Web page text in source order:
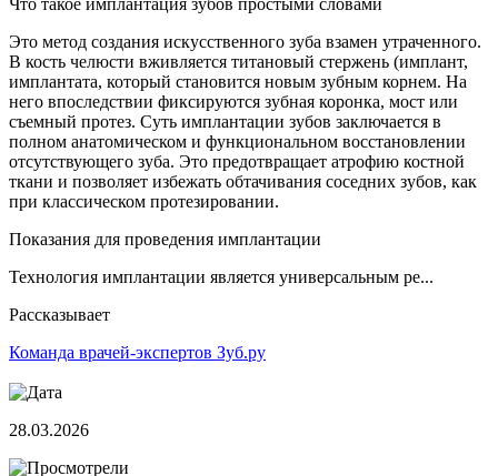
Что такое имплантация зубов простыми словами
Это метод создания искусственного зуба взамен утраченного.
В кость челюсти вживляется титановый стержень (имплант,
имплантата, который становится новым зубным корнем. На
него впоследствии фиксируются зубная коронка, мост или
съемный протез. Суть имплантации зубов заключается в
полном анатомическом и функциональном восстановлении
отсутствующего зуба. Это предотвращает атрофию костной
ткани и позволяет избежать обтачивания соседних зубов, как
при классическом протезировании.
Показания для проведения имплантации
Технология имплантации является универсальным ре...
Рассказывает
Команда врачей-экспертов Зуб.ру
28.03.2026